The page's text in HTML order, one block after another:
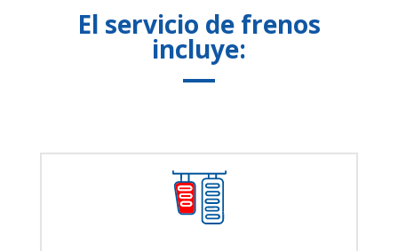
El servicio de frenos
incluye: